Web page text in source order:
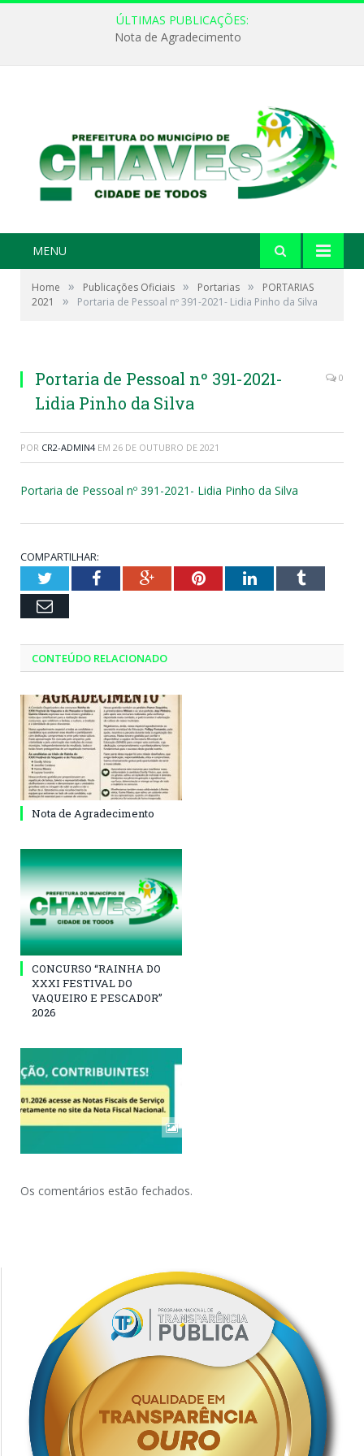
ÚLTIMAS PUBLICAÇÕES:
Nota de Agradecimento
MENU
Home » Publicações Oficiais » Portarias »
PORTARIAS
2021
» Portaria de Pessoal nº 391-2021- Lidia Pinho da Silva
Portaria de Pessoal nº 391-2021-
Lidia Pinho da Silva
0
POR CR2-ADMIN4 EM 26 DE OUTUBRO DE 2021
Portaria de Pessoal nº 391-2021- Lidia Pinho da Silva
COMPARTILHAR:
TwitterFacebookGoogle+PinterestLinkedInTumblr
Email
CONTEÚDO RELACIONADO
Nota de Agradecimento
CONCURSO “RAINHA DO
XXXI FESTIVAL DO
VAQUEIRO E PESCADOR”
2026
Os comentários estão fechados.